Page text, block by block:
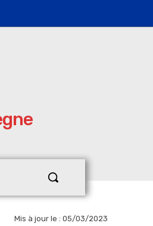
Mis à jour le : 05/03/2023